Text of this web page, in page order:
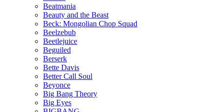
Beatmania
Beauty and the Beast
Beck: Mongolian Chop Squad
Beelzebub
Beetlejuice
Beguiled
Berserk
Bette Davis
Better Call Soul
Beyonce
Big Bang Theory
Big Eyes